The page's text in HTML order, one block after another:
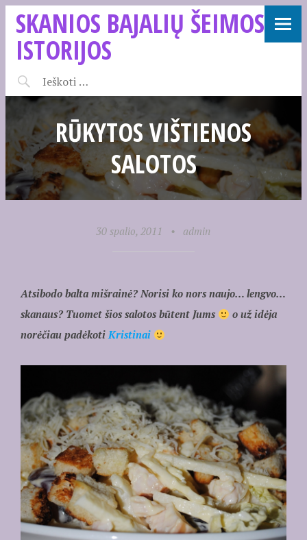
SKANIOS BAJALIŲ ŠEIMOS
ISTORIJOS
RŪKYTOS VIŠTIENOS
SALOTOS
30 spalio, 2011 • admin
Atsibodo balta mišrainė? Norisi ko nors naujo… lengvo…
skanaus? Tuomet šios salotos būtent Jums
o už idėja
norėčiau padėkotiKristinai